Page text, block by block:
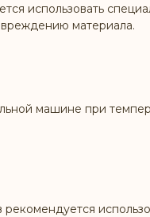
использовать
материала.
машине при